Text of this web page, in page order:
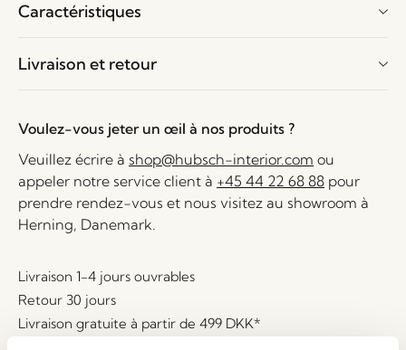
Caractéristiques
Livraison et retour
Voulez-vous jeter un œil à nos produits ?
Veuillez écrire à shop@hubsch-interior.com ou
appeler notre service client à +45 44 22 68 88 pour
prendre rendez-vous et nous visitez au showroom à
Herning, Danemark.
Livraison 1-4 jours ouvrables
Retour 30 jours
Livraison gratuite à partir de 499 DKK*